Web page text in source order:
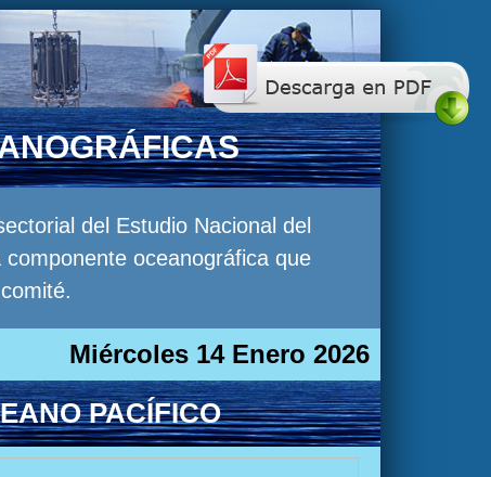
del Estudio Nacional del
oceanográfica que
Miércoles 14 Enero 2026
PACÍFICO